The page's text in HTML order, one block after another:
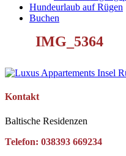
Hundeurlaub auf Rügen
Buchen
IMG_5364
Kontakt
Baltische Residenzen
Telefon: 038393 669234